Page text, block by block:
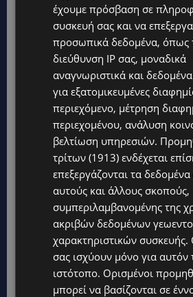
Hot this week
STORIES
ΓΕΝΕΘΛΙΟΣ ΗΜΕΡΑ: Η ηλικία
Οι άνθρωποι και οι στιγμές
ιστορία
έχουμε πρόσβαση σε
συσκευή σας και να
προσωπικά δεδομένα, όπως
διεύθυνση IP σας, μοναδικά
αναγνωριστικά και
για εξατομικευμένες
περιεχόμενο, μέτρηση
περιεχομένου, ανάλυση
βελτίωση υπηρεσιών.
τρίτων (1913) ενδέχεται
επεξεργάζονται τα δεδομένα
αυτούς και άλλους σκοπούς,
συμπεριλαμβανομένης της
ακριβών δεδομένων
χαρακτηριστικών συσκευής.
σας ισχύουν μόνο για αυτόν
ιστότοπο. Ορισμένοι
μπορεί να βασίζονται σε